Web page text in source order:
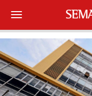
Suscríbase
Iniciar sesión
Portada